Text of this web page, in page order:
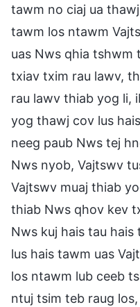
tawm no ciaj ua
tawm los ntawm
uas Nws qhia tshwm
txiav txim rau lawv,
rau lawv thiab yog li,
yog thawj cov lus
neeg paub Nws tej
Nws nyob, Vajtswv
Vajtswv muaj thiab
thiab Nws qhov kev
Nws kuj hais tau
lus hais tawm uas
los ntawm lub ceeb
ntuj tsim teb raug